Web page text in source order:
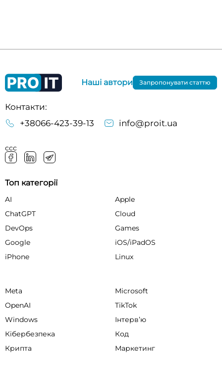
Контакти:
+38066-423-39-13
info@proit.ua
ссс
Наші автори Запропонувати статтю
Топ категорії
AI
Apple
ChatGPT
Cloud
DevOps
Games
Google
iOS/iPadOS
iPhone
Linux
Meta
Microsoft
OpenAI
TikTok
Windows
Інтервʼю
Кібербезпека
Код
Крипта
Маркетинг